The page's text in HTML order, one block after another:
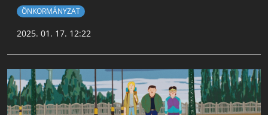
ÖNKORMÁNYZAT
2025. 01. 17. 12:22